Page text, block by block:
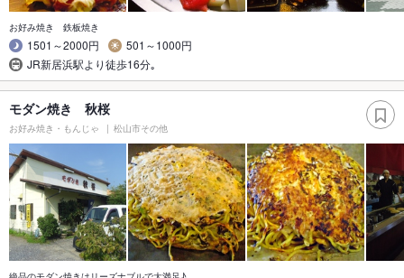
お好み焼き 鉄板焼き
1501～2000円
501～1000円
JR新居浜駅より徒歩16分｡
モダン焼き 秋桜
お好み焼き・もんじゃ 松山市その他